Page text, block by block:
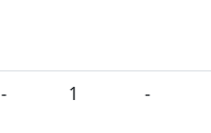
- 1 -